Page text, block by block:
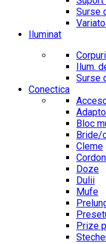
Surse
Iluminat
Ilum.
Surse
Conectica
Bloc
Bride/
Cleme
Doze
Dulii
Mufe
Prize